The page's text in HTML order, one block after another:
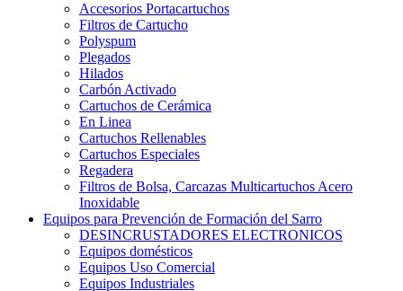
Accesorios Portacartuchos
Filtros de Cartucho
Polyspum
Plegados
Hilados
Carbón Activado
Cartuchos de Cerámica
En Linea
Cartuchos Rellenables
Cartuchos Especiales
Regadera
Filtros de Bolsa, Carcazas Multicartuchos Acero
Inoxidable
Equipos para Prevención de Formación del Sarro
DESINCRUSTADORES ELECTRONICOS
Equipos domésticos
Equipos Uso Comercial
Equipos Industriales